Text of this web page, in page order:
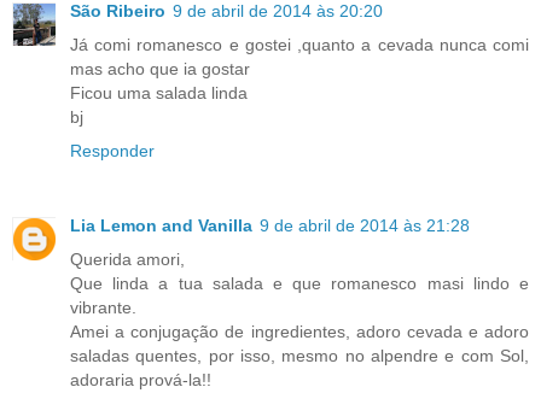
São Ribeiro 9 de abril de 2014 às 20:20
Já comi romanesco e gostei ,quanto a cevada nunca comi
mas acho que ia gostar
Ficou uma salada linda
bj
Responder
Lia Lemon and Vanilla 9 de abril de 2014 às 21:28
Querida amori,
Que linda a tua salada e que romanesco masi lindo e
vibrante.
Amei a conjugação de ingredientes, adoro cevada e adoro
saladas quentes, por isso, mesmo no alpendre e com Sol,
adoraria prová-la!!